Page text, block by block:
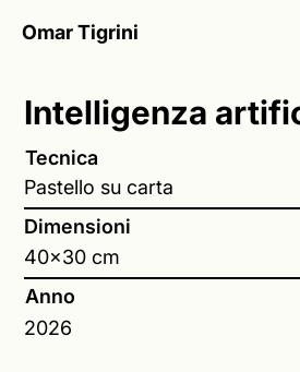
Omar Tigrini
Intelligenza
Tecnica
Pastello su carta
Dimensioni
40x30 cm
Anno
2026